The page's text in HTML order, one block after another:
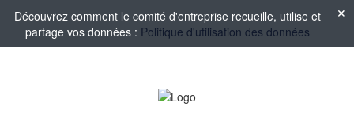
Découvrez comment le comité d'entreprise recueille, utilise et
partage vos données : Politique d'utilisation des données